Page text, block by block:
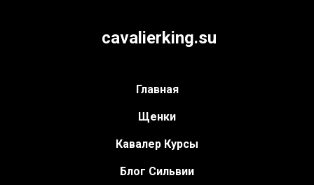
cavalierking.su
Главная
Щенки
Кавалер Курсы
Блог Сильвии